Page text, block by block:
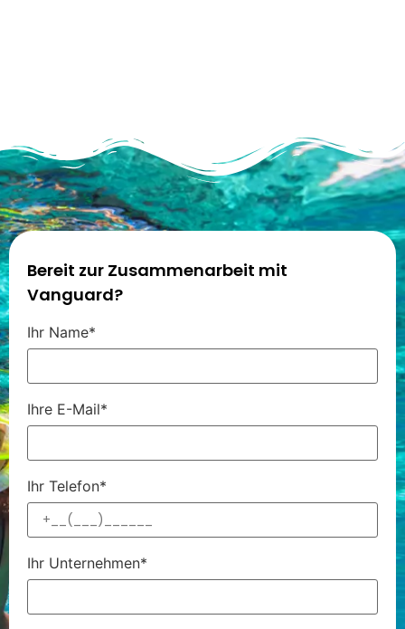
Bereit zur Zusammenarbeit mit
Vanguard?
Ihr Name*
Ihre E-Mail*
Ihr Telefon*
Ihr Unternehmen*